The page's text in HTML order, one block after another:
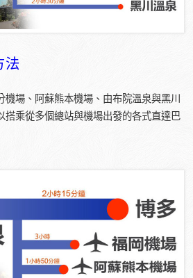
法
場、阿蘇熊本機場、由布院溫泉與黑川
搭乘從多個總站與機場出發的各式直達巴